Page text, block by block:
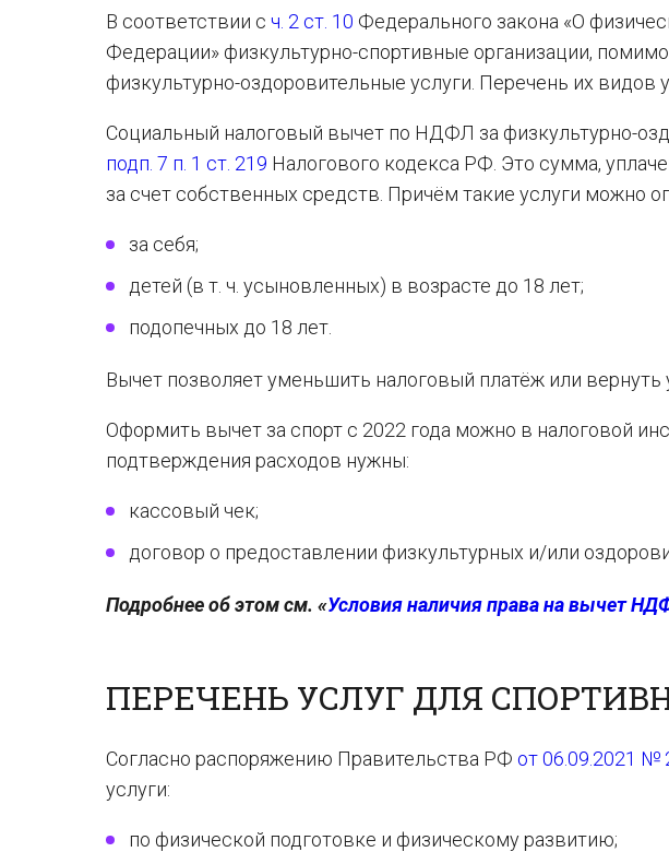
В соответствии с ч. 2 ст. 10 Федерального закона «О
Федерации» физкультурно-спортивные организации,
физкультурно-оздоровительные услуги. Перечень их видов
Социальный налоговый вычет по НДФЛ за физкультурно-
подп. 7 п. 1 ст. 219 Налогового кодекса РФ. Это сумма,
за счет собственных средств. Причём такие услуги можно
за себя;
детей (в т. ч. усыновленных) в возрасте до 18 лет;
подопечных до 18 лет.
Вычет позволяет уменьшить налоговый платёж или
Оформить вычет за спорт с 2022 года можно в налоговой
подтверждения расходов нужны:
кассовый чек;
договор о предоставлении физкультурных и/или
Подробнее об этом см. «Условия наличия права на вычет
ПЕРЕЧЕНЬ УСЛУГ ДЛЯ
Согласно распоряжению Правительства РФ от 06.09.2021 №
услуги:
по физической подготовке и физическому развитию;